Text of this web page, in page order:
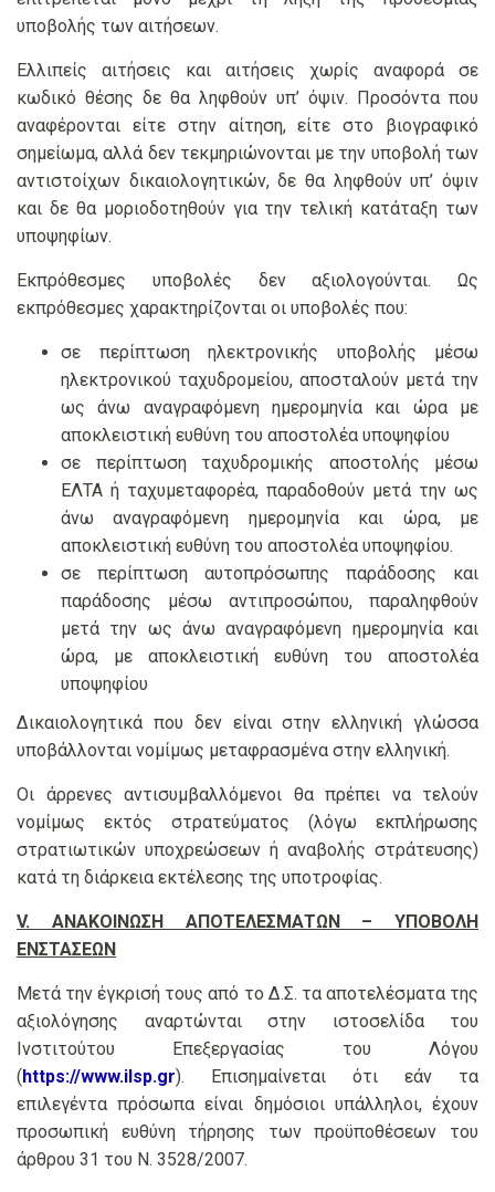
υποβολής των αιτήσεων.
Ελλιπείς αιτήσεις και αιτήσεις χωρίς αναφορά σε
κωδικό θέσης δε θα ληφθούν υπ’ όψιν. Προσόντα που
αναφέρονται είτε στην αίτηση, είτε στο βιογραφικό
σημείωμα, αλλά δεν τεκμηριώνονται με την υποβολή των
αντιστοίχων δικαιολογητικών, δε θα ληφθούν υπ’ όψιν
και δε θα μοριοδοτηθούν για την τελική κατάταξη των
υποψηφίων.
Εκπρόθεσμες υποβολές δεν αξιολογούνται. Ως
εκπρόθεσμες χαρακτηρίζονται οι υποβολές που:
σε περίπτωση ηλεκτρονικής υποβολής μέσω
ηλεκτρονικού ταχυδρομείου, αποσταλούν μετά την
ως άνω αναγραφόμενη ημερομηνία και ώρα με
αποκλειστική ευθύνη του αποστολέα υποψηφίου
σε περίπτωση ταχυδρομικής αποστολής μέσω
ΕΛΤΑ ή ταχυμεταφορέα, παραδοθούν μετά την ως
άνω αναγραφόμενη ημερομηνία και ώρα, με
αποκλειστική ευθύνη του αποστολέα υποψηφίου.
σε περίπτωση αυτοπρόσωπης παράδοσης και
παράδοσης μέσω αντιπροσώπου, παραληφθούν
μετά την ως άνω αναγραφόμενη ημερομηνία και
ώρα, με αποκλειστική ευθύνη του αποστολέα
υποψηφίου
Δικαιολογητικά που δεν είναι στην ελληνική γλώσσα
υποβάλλονται νομίμως μεταφρασμένα στην ελληνική.
Οι άρρενες αντισυμβαλλόμενοι θα πρέπει να τελούν
νομίμως εκτός στρατεύματος (λόγω εκπλήρωσης
στρατιωτικών υποχρεώσεων ή αναβολής στράτευσης)
κατά τη διάρκεια εκτέλεσης της υποτροφίας.
V. ΑΝΑΚΟΙΝΩΣΗ ΑΠΟΤΕΛΕΣΜΑΤΩΝ – ΥΠΟΒΟΛΗ
ΕΝΣΤΑΣΕΩΝ
Μετά την έγκρισή τους από το Δ.Σ. τα αποτελέσματα της
αξιολόγησης αναρτώνται στην ιστοσελίδα του
Ινστιτούτου Επεξεργασίας του Λόγου
(https://www.ilsp.gr). Επισημαίνεται ότι εάν τα
επιλεγέντα πρόσωπα είναι δημόσιοι υπάλληλοι, έχουν
προσωπική ευθύνη τήρησης των προϋποθέσεων του
άρθρου 31 του Ν. 3528/2007.